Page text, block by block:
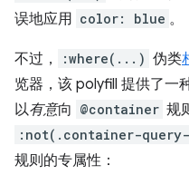
误地应用 color: blue 。
不过， :where(...) 伪类
览器，该 polyfill 提供了一
以有意向 @container 规
:not(.container-
规则的专属性：